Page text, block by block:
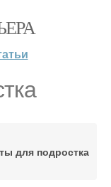
для подростка